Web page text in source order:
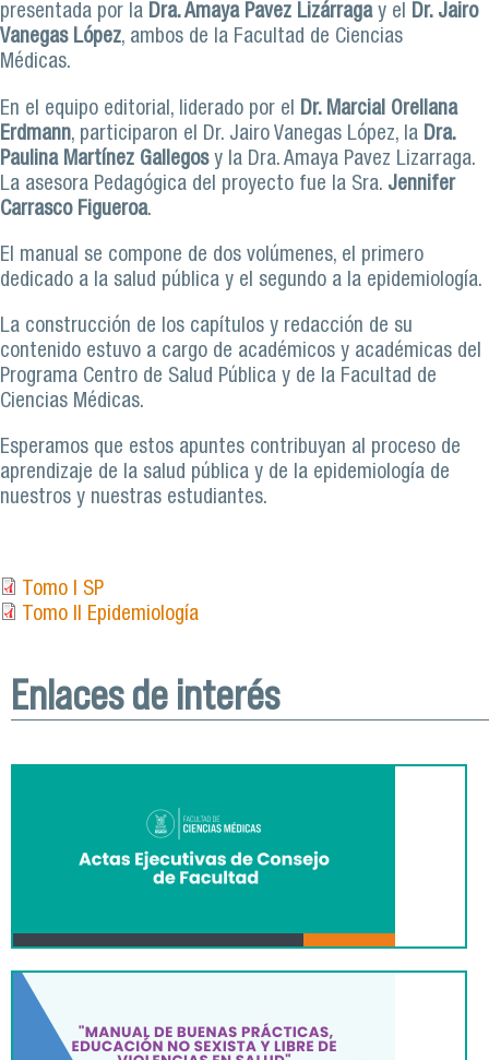
presentada por la Dra. Amaya Pavez Lizárragay el Dr. Jairo
Vanegas López, ambos de la Facultad de Ciencias
Médicas.
En el equipo editorial, liderado por el
Dr. Marcial Orellana
Erdmann, participaron el Dr. Jairo Vanegas López, la Dra.
Paulina Martínez Gallegosy la Dra. Amaya Pavez Lizarraga.
La asesora Pedagógica del proyecto fue la Sra. Jennifer
Carrasco Figueroa.
El manual se compone de dos volúmenes, el primero
dedicado a la salud pública y el segundo a la epidemiología.
La construcción de los capítulos y redacción de su
contenido estuvo a cargo de académicos y académicas del
Programa Centro de Salud Pública y de la Facultad de
Ciencias Médicas.
Esperamos que estos apuntes contribuyan al proceso de
aprendizaje de la salud pública y de la epidemiología de
nuestros y nuestras estudiantes.
Tomo I SP
Tomo II Epidemiología
Enlaces de interés